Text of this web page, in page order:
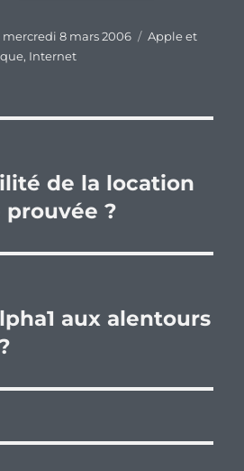
Publié
le
mercredi 8 mars 2006 Catégories
Apple et
, Internet
de la location
?
aux alentours